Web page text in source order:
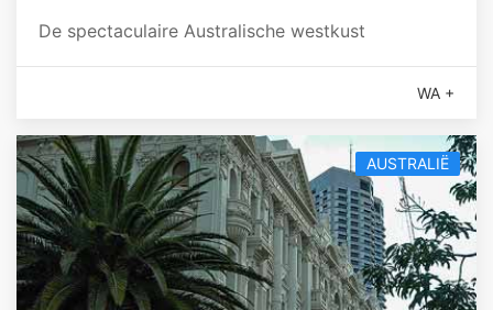
De spectaculaire Australische westkust
WA +
AUSTRALIË